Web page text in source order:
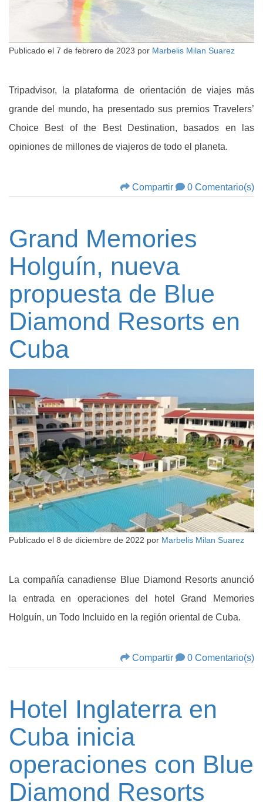
Publicado el 7 de febrero de 2023 por Marbelis Milan Suarez
Tripadvisor, la plataforma de orientación de viajes más
grande del mundo, ha presentado sus premios Travelers’
Choice Best of the Best Destination, basados en las
opiniones de millones de viajeros de todo el planeta.
Compartir 0 Comentario(s)
Grand Memories
Holguín, nueva
propuesta de Blue
Diamond Resorts en
Cuba
Publicado el 8 de diciembre de 2022 por Marbelis Milan Suarez
La compañía canadiense Blue Diamond Resorts anunció
la entrada en operaciones del hotel Grand Memories
Holguín, un Todo Incluido en la región oriental de Cuba.
Compartir 0 Comentario(s)
Hotel Inglaterra en
Cuba inicia
operaciones con Blue
Diamond Resorts